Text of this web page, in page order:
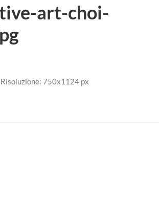
art-choi-
Risoluzione: 750x1124 px